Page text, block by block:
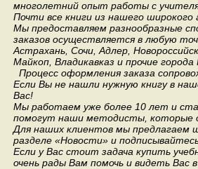
многолетний опыт работы с
Почти все книги из нашего
Мы предоставляем разнообразные
заказов осуществляется в любую
Астрахань, Сочи, Адлер,
Майкоп, Владикавказ и прочие
Процесс оформления заказа
Если Вы не нашли нужную книгу в
Вас!
Мы работаем уже более 10 лет и
помогут наши методисты, которые
Для наших клиентов мы предлагаем
разделе «Новости» и
Если у Вас стоит задача купить
очень рады Вам помочь и видеть Вас